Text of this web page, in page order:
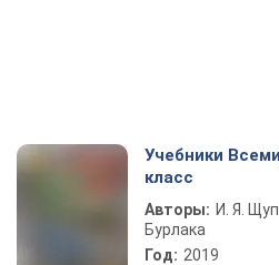
Учебники
класс
Авторы: И. Я.
Бурлака
Год: 2019